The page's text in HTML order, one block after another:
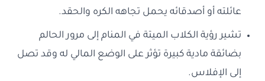
عائلته أو أصدقائه يحمل تجاهه الكره والحقد.
تشير رؤية الكلاب الميتة في المنام إلى مرور الحالم
بضائقة مادية كبيرة تؤثر على الوضع المالي له وقد تصل
إلى الإفلاس.